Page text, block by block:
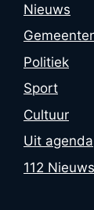
Nieuws
Politiek
Sport
Cultuur
Uit agenda
112 Nieuws